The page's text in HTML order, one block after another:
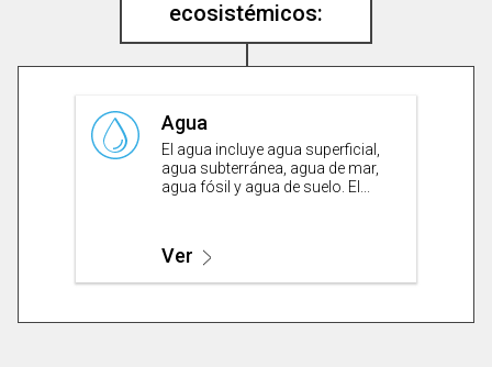
ecosistémicos:
Agua
El agua incluye agua superficial,
agua subterránea, agua de mar,
agua fósil y agua de suelo. El...
Ver